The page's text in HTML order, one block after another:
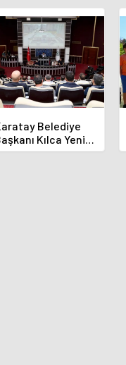
Belediye
Kılca Yeni
Açıkladı